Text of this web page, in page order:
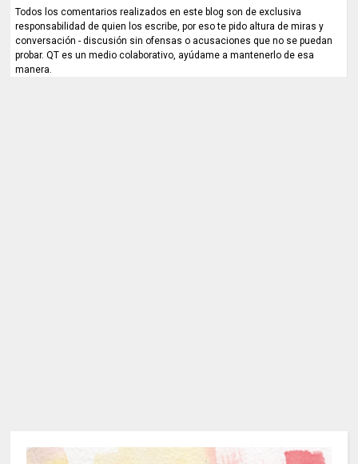
Todos los comentarios realizados en este blog son de exclusiva
responsabilidad de quien los escribe, por eso te pido altura de miras y
conversación - discusión sin ofensas o acusaciones que no se puedan
probar. QT es un medio colaborativo, ayúdame a mantenerlo de esa
manera.